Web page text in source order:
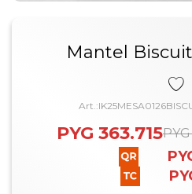
Mantel Biscuit
PYG 363.715PYG